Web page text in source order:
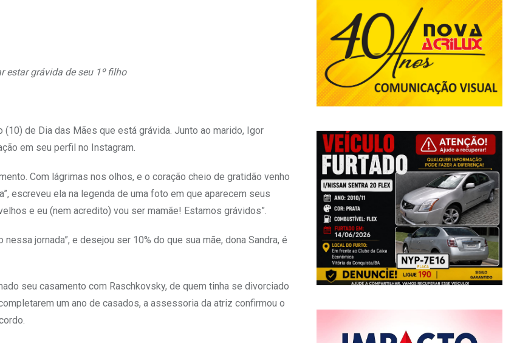
estar grávida de seu 1º filho
de Dia das Mães que está grávida. Junto ao marido, Igor
em seu perfil no Instagram.
Com lágrimas nos olhos, e o coração cheio de gratidão venho
escreveu ela na legenda de uma foto em que aparecem seus
e eu (nem acredito) vou ser mamãe! Estamos grávidos”.
jornada”, e desejou ser 10% do que sua mãe, dona Sandra, é
seu casamento com Raschkovsky, de quem tinha se divorciado
um ano de casados, a assessoria da atriz confirmou o